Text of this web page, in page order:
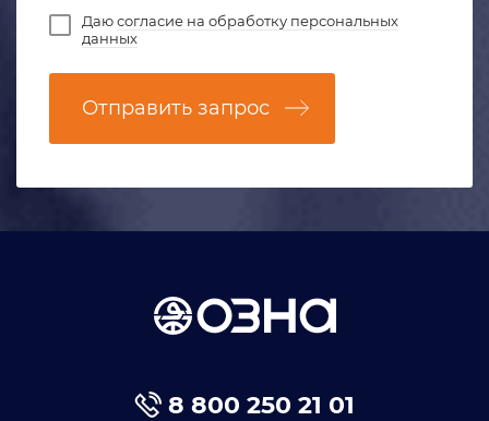
Даюсогласие на обработку персональных
данных
Отправить запрос
8 800 250 21 01